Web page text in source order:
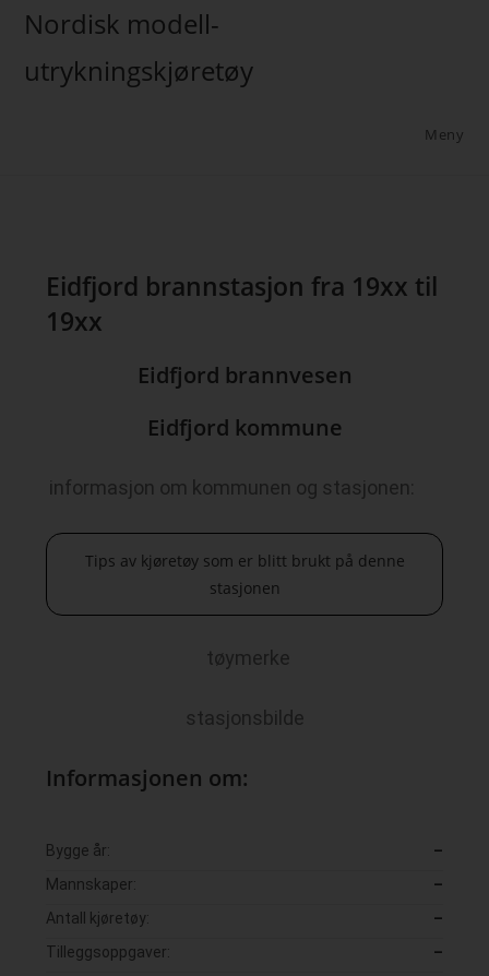
Nordisk modell-
utrykningskjøretøy
Meny
Eidfjord brannstasjon fra 19xx til
19xx
Eidfjord brannvesen
Eidfjord kommune
informasjon om kommunen og stasjonen:
Tips av kjøretøy som er blitt brukt på denne
stasjonen
tøymerke
stasjonsbilde
Informasjonen om:
Bygge år:
–
Mannskaper:
–
Antall kjøretøy:
–
Tilleggsoppgaver:
–